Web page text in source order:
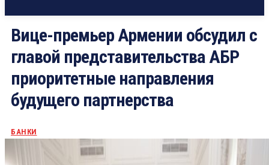
Вице-премьер Армении обсудил с
главой представительства АБР
приоритетные направления
будущего партнерства
БАНКИ